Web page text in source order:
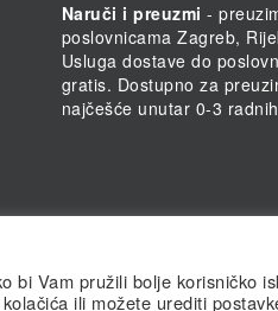
Naruči i preuzmi -
poslovnicama Zagreb,
Usluga dostave do
gratis. Dostupno za
najčešće unutar 0-3
bi Vam pružili bolje korisničko
ili možete urediti